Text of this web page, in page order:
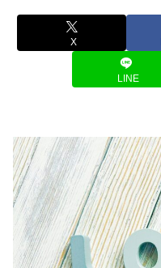
X
LINE